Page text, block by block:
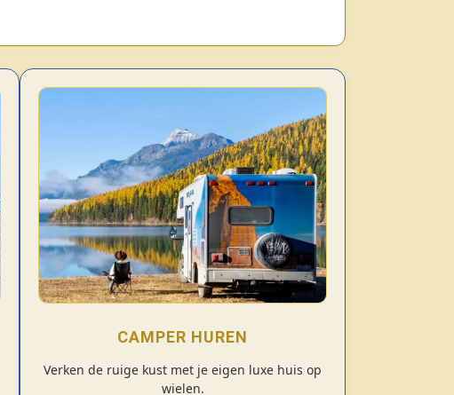
CAMPER HUREN
Verken de ruige kust met je eigen luxe huis op
wielen.